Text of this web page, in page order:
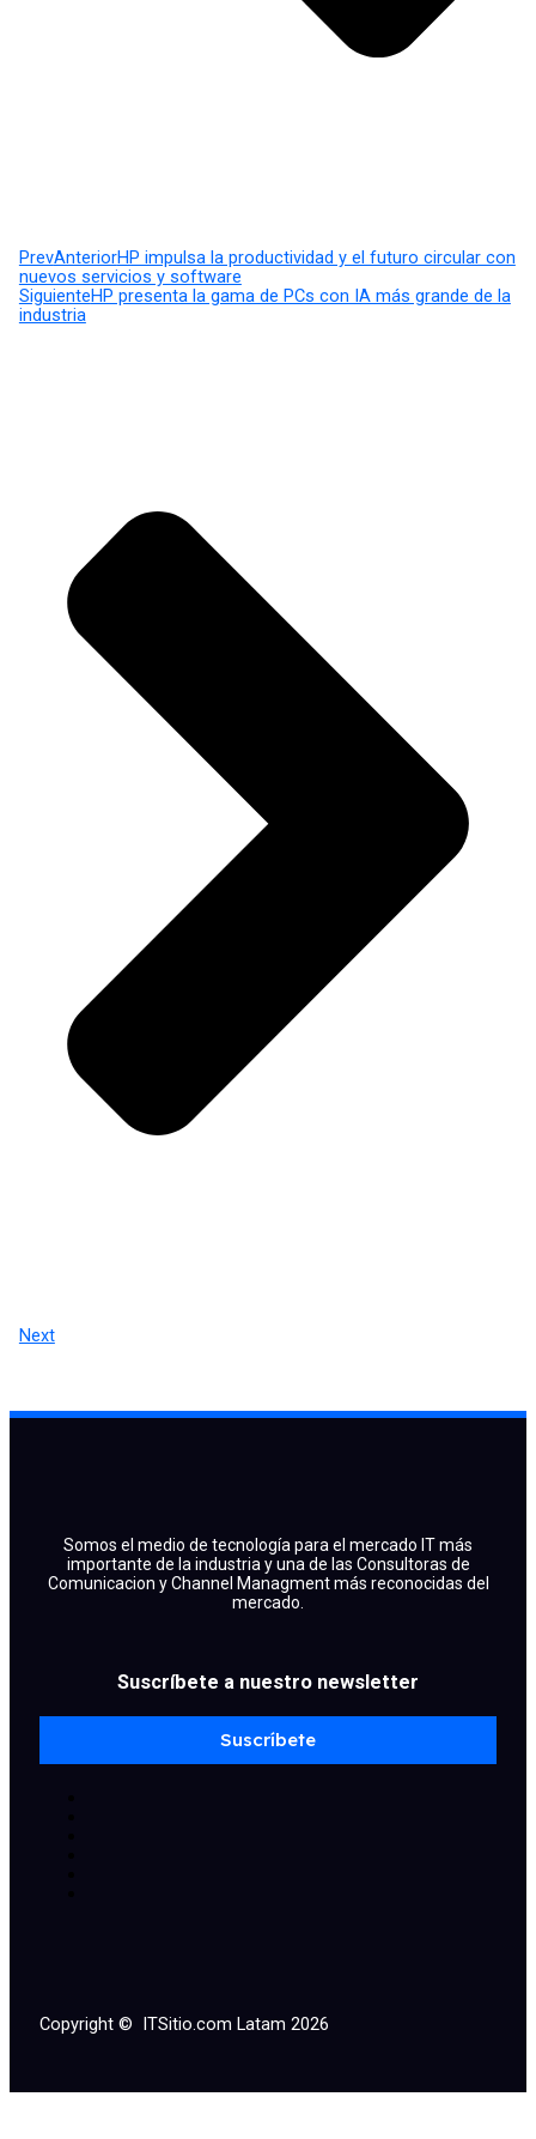
PrevAnteriorHP impulsa la productividad y el futuro circular con
nuevos servicios y software
SiguienteHP presenta la gama de PCs con IA más grande de la
industria
Next
Somos el medio de tecnología para el mercado IT más
importante de la industria y una de las Consultoras de
Comunicacion y Channel Managment más reconocidas del
mercado.
Suscríbete a nuestro newsletter
Suscríbete
Copyright © ITSitio.com Latam 2026